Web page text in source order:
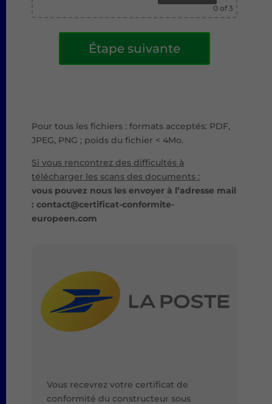
0of 3
Étape suivante
t
a
:
Pour tous les fichiers : formats acceptés: PDF,
JPEG, PNG ; poids du fichier < 4Mo.
Si vous rencontrez des difficultés à
télécharger les scans des documents :
vous pouvez nous les envoyer à l’adresse mail
: contact@certificat-conformite-
europeen.com
Vous recevrez votre certificat de
conformité du constructeur sous